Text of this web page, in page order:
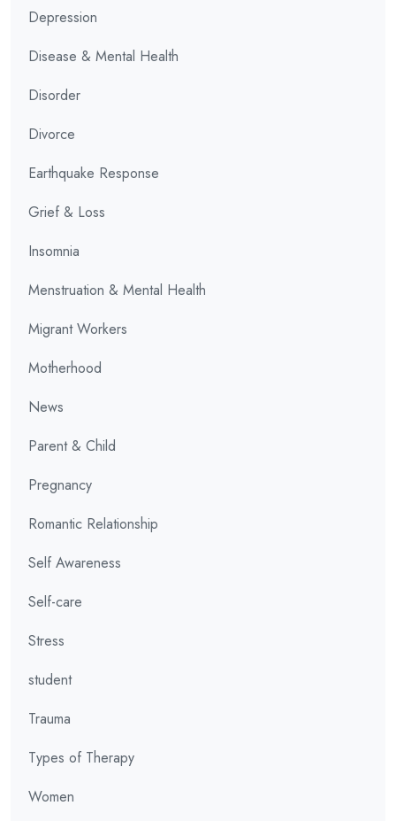
Depression
Disease & Mental Health
Disorder
Divorce
Earthquake Response
Grief & Loss
Insomnia
Menstruation & Mental Health
Migrant Workers
Motherhood
News
Parent & Child
Pregnancy
Romantic Relationship
Self Awareness
Self-care
Stress
student
Trauma
Types of Therapy
Women